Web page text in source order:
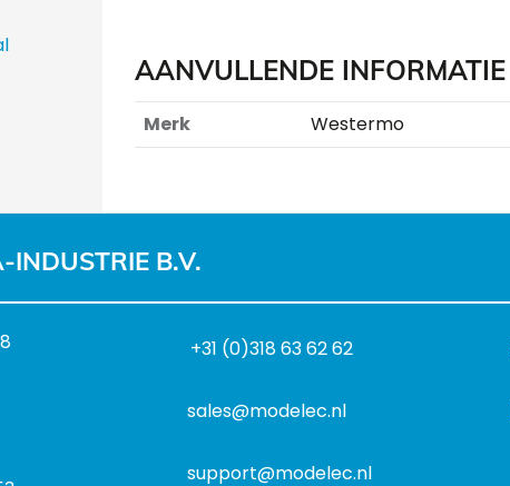
AANVULLENDE INFORMATIE
Merk Westermo
INDUSTRIE B.V.
+31 (0)318 63 62 62
sales@modelec.nl
support@modelec.nl